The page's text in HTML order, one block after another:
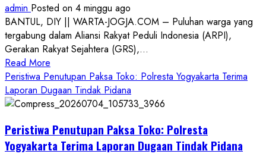
admin Posted on 4 minggu ago
BANTUL, DIY || WARTA-JOGJA.COM – Puluhan warga yang
tergabung dalam Aliansi Rakyat Peduli Indonesia (ARPI),
Gerakan Rakyat Sejahtera (GRS),...
Read More
more
about
Kasus
Anak
di
Peristiwa Penutupan Paksa Toko: Polresta Yogyakarta Terima
Laporan Dugaan Tindak Pidana
Peristiwa Penutupan Paksa Toko: Polresta
Yogyakarta Terima Laporan Dugaan Tindak Pidana